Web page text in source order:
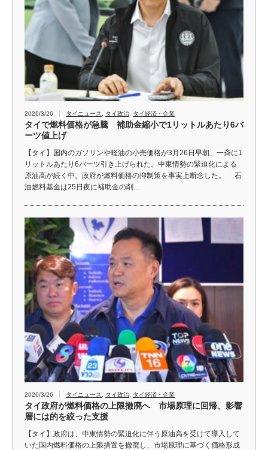
2026/3/26 タイニュース タイ政治 タイ経済・企業
タイで燃料価格が急騰 補助金縮小で1リットルあたり6バ
ーツ値上げ
【タイ】国内のガソリンや軽油の小売価格が3月26日早朝、一斉に1
リットルあたり6バーツ引き上げられた。中東情勢の緊迫化による
原油高が続く中、政府が燃料価格の抑制策を事実上断念した。 石
油燃料基金は25日夜に補助金の削…
2026/3/26 タイニュース タイ政治 タイ経済・企業
タイ政府が燃料価格の上限撤廃へ 市場原理に回帰、影響
層には的を絞った支援
【タイ】政府は、中東情勢の緊迫化に伴う原油高を受けて導入して
いた国内燃料価格の上限措置を撤廃し、市場原理に基づく価格形成